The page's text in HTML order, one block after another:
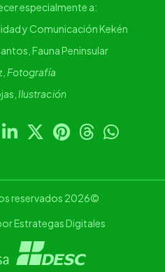
especialmente a:
y Comunicación Kekén
Fauna Peninsular
Fotografía
Ilustración
reservados 2026©
Estrategas Digitales